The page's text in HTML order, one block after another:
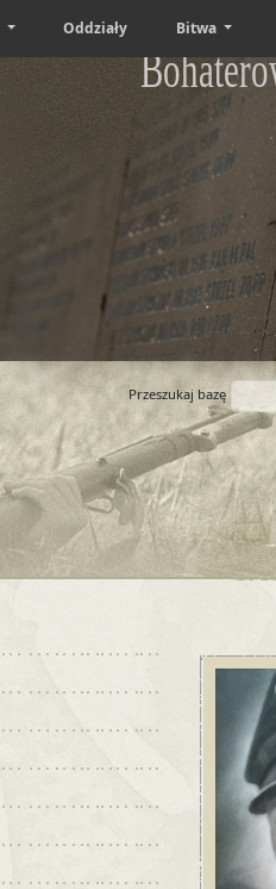
Oddziały Bitwa
Przeszukaj bazę